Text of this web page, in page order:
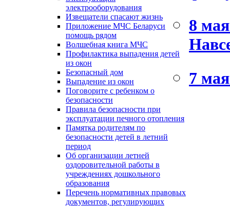
электрооборудования
Извещатели спасают жизнь
Приложение МЧС Беларуси
помощь рядом
Волшебная книга МЧС
Профилактика выпадения детей
из окон
Безопасный дом
Выпадение из окон
Поговорите с ребенком о
безопасности
Правила безопасности при
эксплуатации печного отопления
Памятка родителям по
безопасности детей в летний
период
Об организации летней
оздоровительной работы в
учреждениях дошкольного
образования
Перечень нормативных правовых
документов, регулирующих
8
7